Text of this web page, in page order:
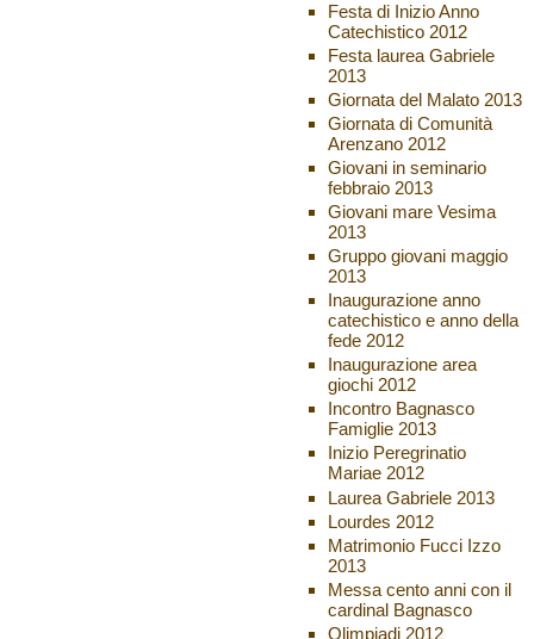
Festa di Inizio Anno
Catechistico 2012
Festa laurea Gabriele
2013
Giornata del Malato 2013
Giornata di Comunità
Arenzano 2012
Giovani in seminario
febbraio 2013
Giovani mare Vesima
2013
Gruppo giovani maggio
2013
Inaugurazione anno
catechistico e anno della
fede 2012
Inaugurazione area
giochi 2012
Incontro Bagnasco
Famiglie 2013
Inizio Peregrinatio
Mariae 2012
Laurea Gabriele 2013
Lourdes 2012
Matrimonio Fucci Izzo
2013
Messa cento anni con il
cardinal Bagnasco
Olimpiadi 2012